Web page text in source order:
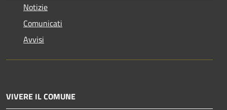
Notizie
Comunicati
Avvisi
VIVERE IL COMUNE